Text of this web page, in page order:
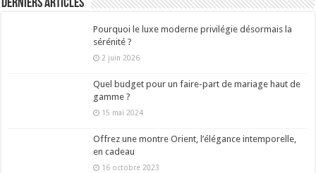
Derniers articles
Pourquoi le luxe moderne privilégie désormais la
sérénité ?
2 juin 2026
Quel budget pour un faire-part de mariage haut de
gamme ?
15 mai 2024
Offrez une montre Orient, l’élégance intemporelle,
en cadeau
16 octobre 2023